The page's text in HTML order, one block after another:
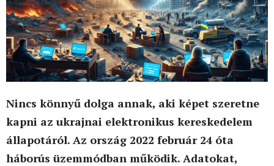
Nincs könnyű dolga annak, aki képet szeretne
kapni az ukrajnai elektronikus kereskedelem
állapotáról. Az ország 2022 február 24 óta
háborús üzemmódban működik. Adatokat,